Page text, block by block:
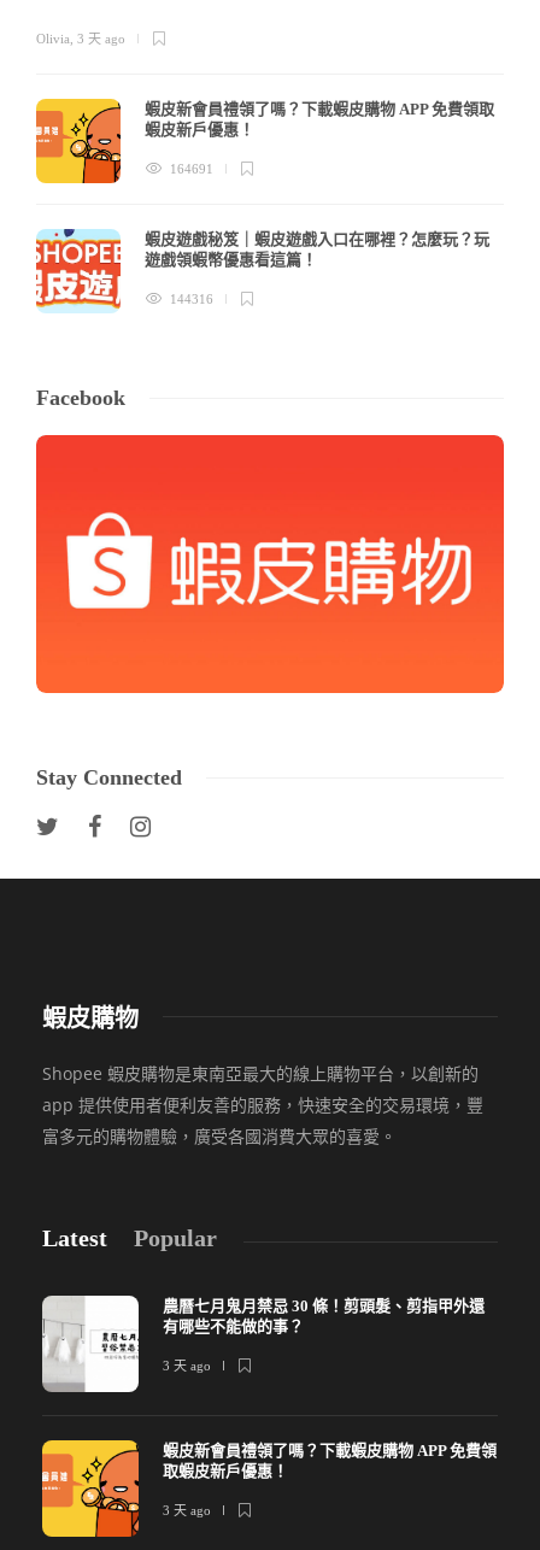
Olivia 3 天 ago
蝦皮新會員禮領了嗎？下載蝦皮購物 APP 免費領取
蝦皮新戶優惠！
164691
蝦皮遊戲秘笈｜蝦皮遊戲入口在哪裡？怎麼玩？玩
遊戲領蝦幣優惠看這篇！
144316
Facebook
Stay Connected
蝦皮購物
Shopee 蝦皮購物是東南亞最大的線上購物平台，以創新的
app 提供使用者便利友善的服務，快速安全的交易環境，豐
富多元的購物體驗，廣受各國消費大眾的喜愛。
Latest Popular
農曆七月鬼月禁忌 30 條！剪頭髮、剪指甲外還
有哪些不能做的事？
3 天 ago
蝦皮新會員禮領了嗎？下載蝦皮購物 APP 免費領
取蝦皮新戶優惠！
3 天 ago